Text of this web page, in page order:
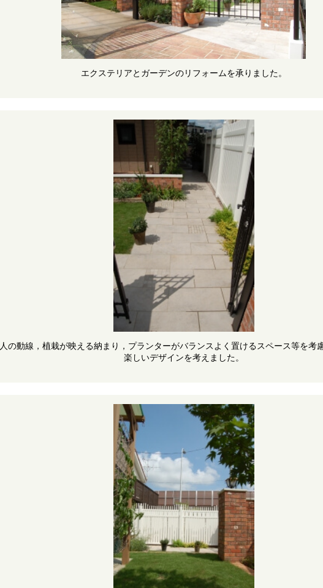
エクステリアとガーデンのリフォームを承りました。
人の動線，植栽が映える納まり，プランターがバランスよく置けるスペース等を考
楽しいデザインを考えました。